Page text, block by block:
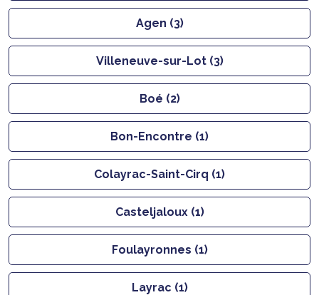
Agen (3)
Villeneuve-sur-Lot (3)
Boé (2)
Bon-Encontre (1)
Colayrac-Saint-Cirq (1)
Casteljaloux (1)
Foulayronnes (1)
Layrac (1)